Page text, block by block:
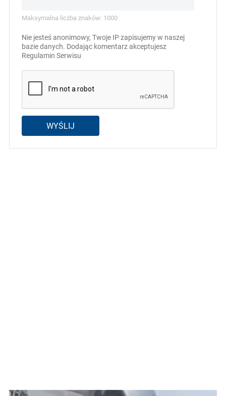
Maksymalna liczba znaków: 1000
Nie jesteś anonimowy, Twoje IP zapisujemy w naszej
bazie danych. Dodając komentarz akceptujesz
Regulamin Serwisu
WYŚLIJ